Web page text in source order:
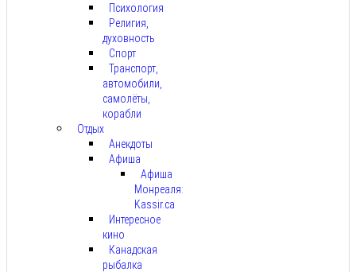
Психология
Религия,
духовность
Спорт
Транспорт,
автомобили,
самолёты,
корабли
Отдых
Анекдоты
Афиша
Афиша
Монреаля:
Kassir.ca
Интересное
кино
Канадская
рыбалка